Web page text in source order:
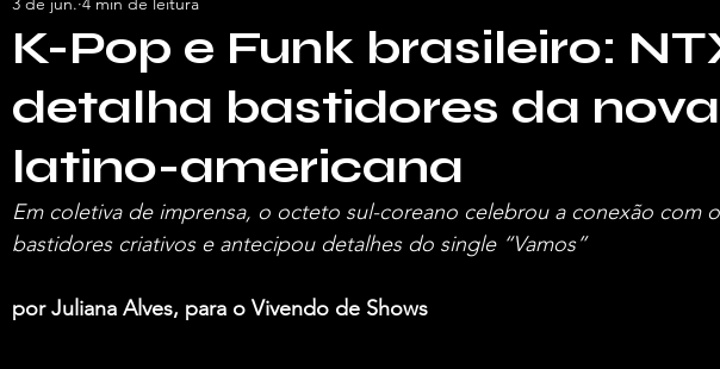
K-Pop e Funk brasileiro:
detalha bastidores da
latino-americana
Em coletiva de imprensa, o octeto sul-coreano celebrou a conexão com
bastidores criativos e antecipou detalhes do single “Vamos”
por Juliana Alves, para o Vivendo de Shows